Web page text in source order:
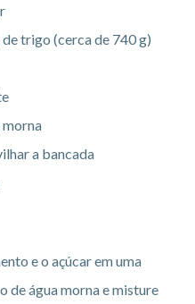
trigo (cerca de 740 g)
morna
a bancada
e o açúcar em uma
de água morna e misture